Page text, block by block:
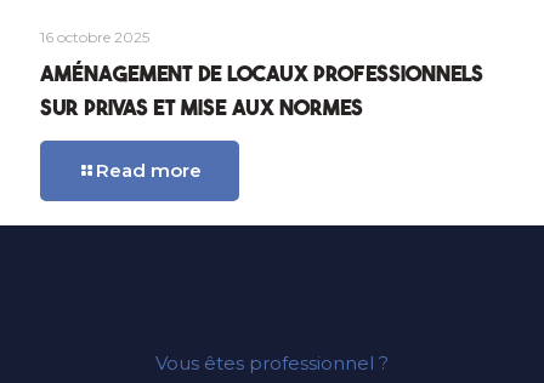
16 octobre 2025
Aménagement de locaux professionnels
sur Privas et mise aux normes
Read more
Vous êtes professionnel ?